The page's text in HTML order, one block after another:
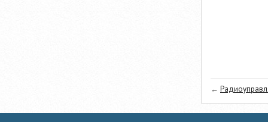
←